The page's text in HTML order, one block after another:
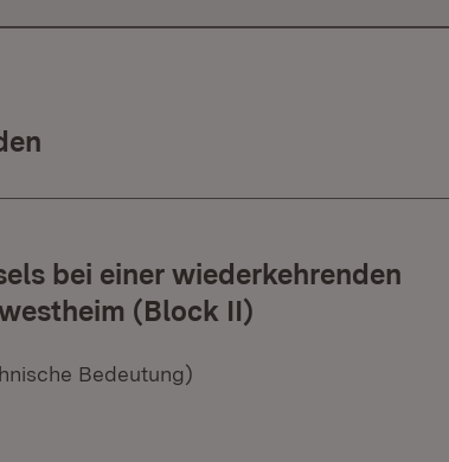
bei einer wiederkehrenden
(Block II)
Bedeutung)